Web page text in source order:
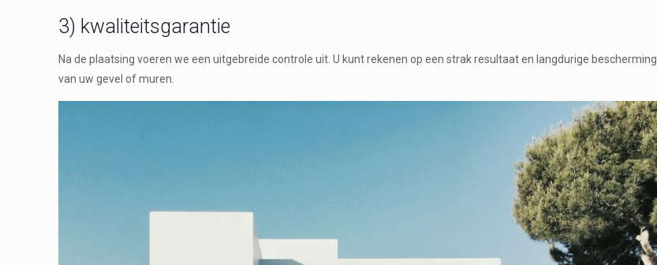
3) kwaliteitsgarantie
Na de plaatsing voeren we een uitgebreide controle uit. U kunt rekenen op een strak resultaat en langdurige bescherming
van uw gevel of muren.